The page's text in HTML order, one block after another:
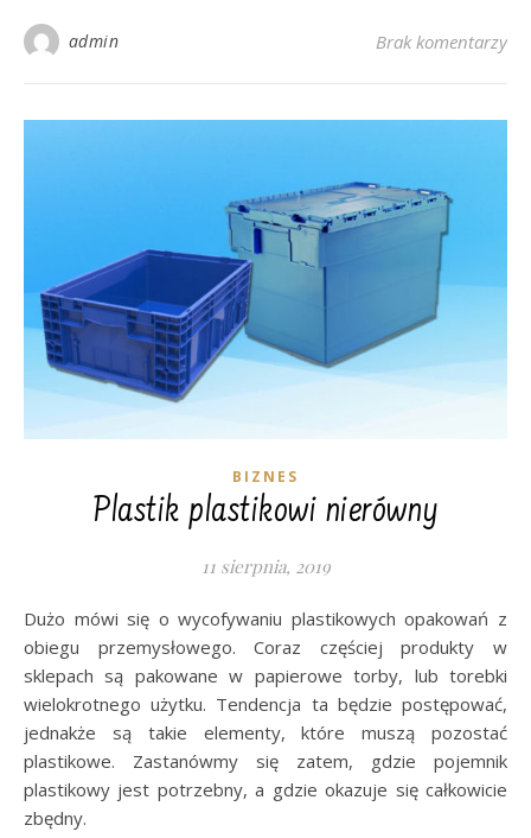
admin Brak komentarzy
BIZNES
Plastik plastikowi nierówny
11 sierpnia, 2019
Dużo mówi się o wycofywaniu plastikowych opakowań z
obiegu przemysłowego. Coraz częściej produkty w
sklepach są pakowane w papierowe torby, lub torebki
wielokrotnego użytku. Tendencja ta będzie postępować,
jednakże są takie elementy, które muszą pozostać
plastikowe. Zastanówmy się zatem, gdzie pojemnik
plastikowy jest potrzebny, a gdzie okazuje się całkowicie
zbędny.